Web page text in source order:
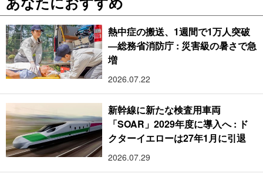
熱中症の搬送、1週間で1万人突破
―総務省消防庁 : 災害級の暑さで急
増
2026.07.22
新幹線に新たな検査用車両
「SOAR」2029年度に導入へ : ド
クターイエローは27年1月に引退
2026.07.29